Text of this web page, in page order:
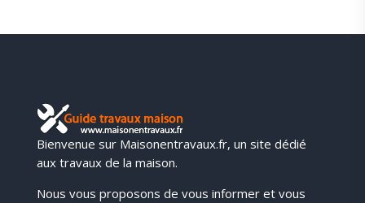
Bienvenue sur Maisonentravaux.fr, un site dédié
aux travaux de la maison.
Nous vous proposons de vous informer et vous